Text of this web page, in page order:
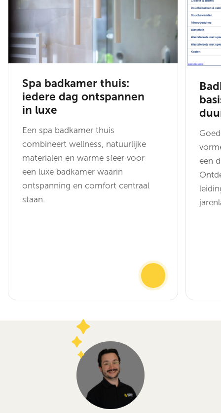
Spa badkamer thuis:
iedere dag ontspannen
in luxe
Een spa badkamer thuis
combineert wellness, natuurlijke
materialen en warme sfeer voor
een luxe badkamer waarin
ontspanning en comfort centraal
staan.
een